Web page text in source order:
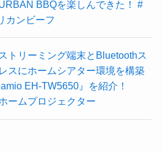
BBQを楽しんできた！ #
カンビーフ
トリーミング端末とBluetoothス
スにホームシアター環境を構築
EH-TW5650』を紹介！
ームプロジェクター